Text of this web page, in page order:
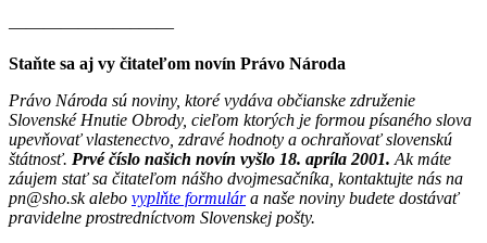
———————–——
Staňte sa aj vy čitateľom novín Právo Národa
Právo Národa sú noviny, ktoré vydáva občianske združenie
Slovenské Hnutie Obrody, cieľom ktorých je formou písaného slova
upevňovať vlastenectvo, zdravé hodnoty a ochraňovať slovenskú
štátnosť. Prvé číslo našich novín vyšlo 18. apríla 2001. Ak máte
záujem stať sa čitateľom nášho dvojmesačníka, kontaktujte nás na
pn@sho.sk alebo vyplňte formulára naše noviny budete dostávať
pravidelne prostredníctvom Slovenskej pošty.